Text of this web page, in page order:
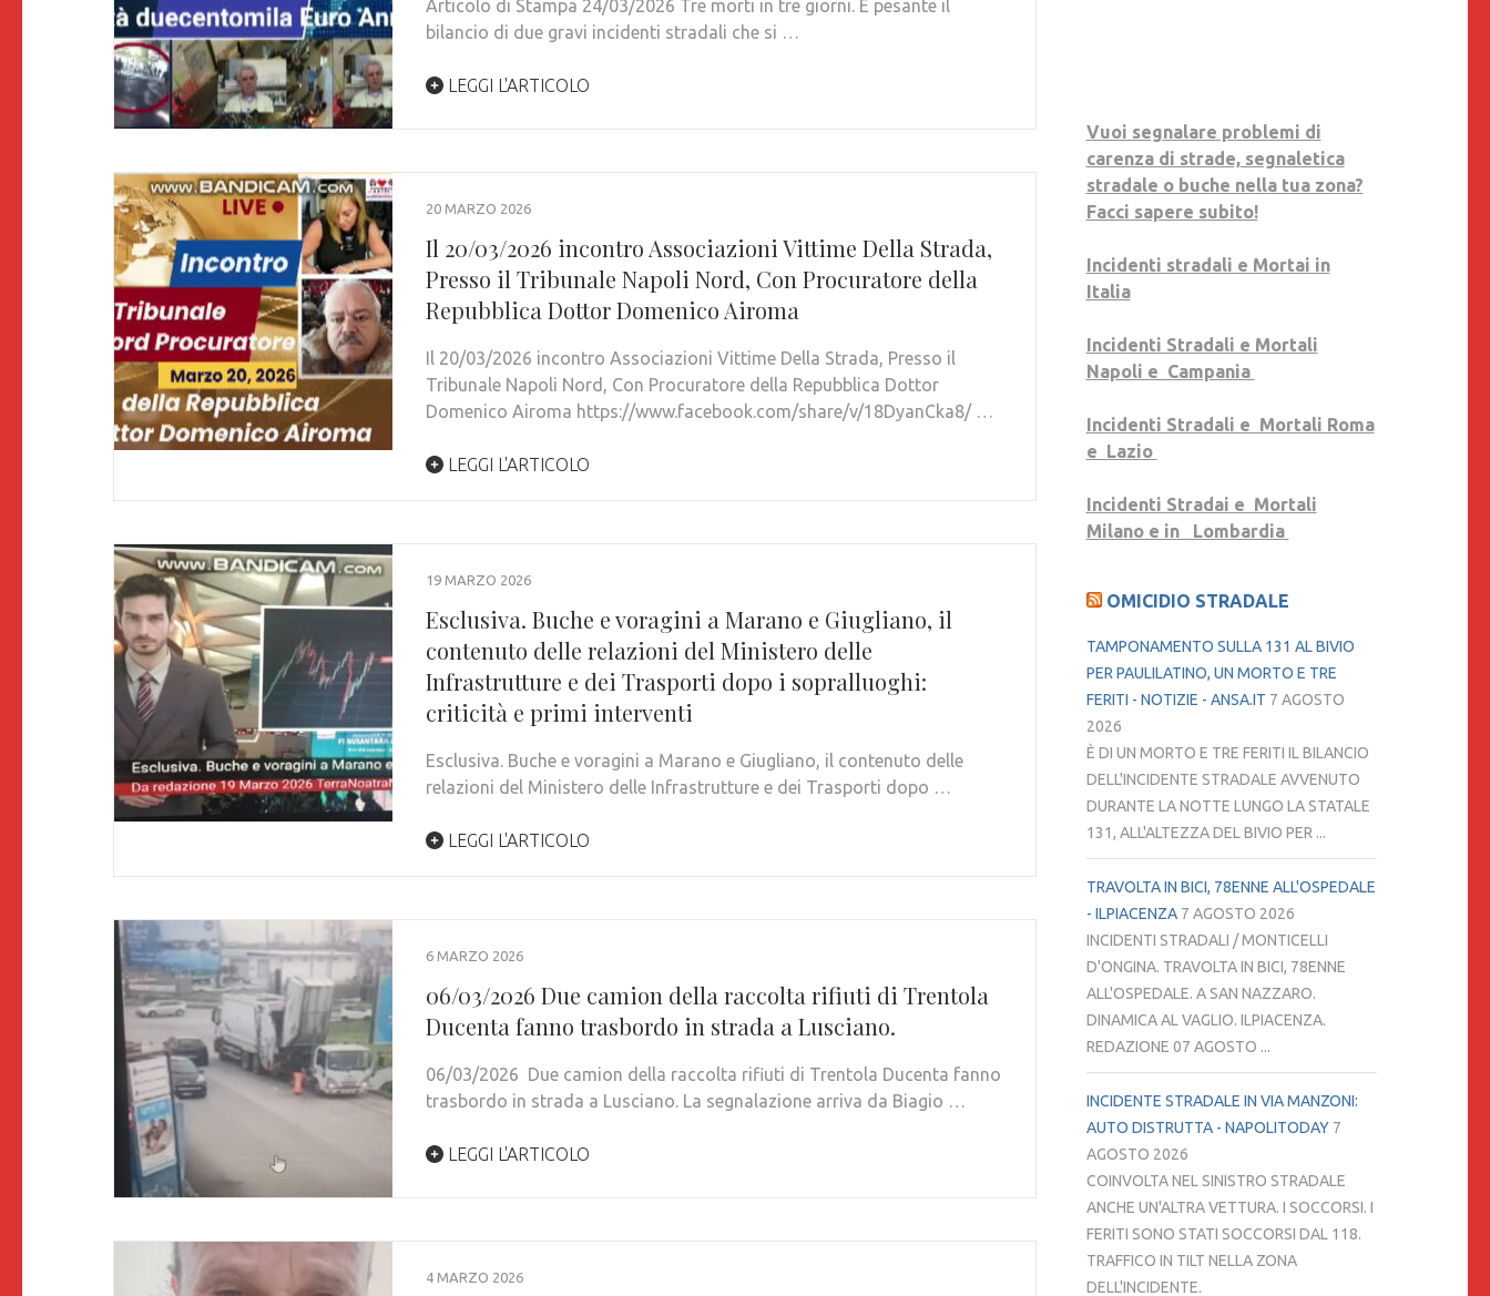
Articolo di Stampa 24/03/2026 Tre morti in tre giorni. È pesante il
bilancio di due gravi incidenti stradali che si …
LEGGI L'ARTICOLO
20 MARZO 2026
Il 20/03/2026 incontro Associazioni Vittime Della Strada,
Presso il Tribunale Napoli Nord, Con Procuratore della
Repubblica Dottor Domenico Airoma
Il 20/03/2026 incontro Associazioni Vittime Della Strada, Presso il
Tribunale Napoli Nord, Con Procuratore della Repubblica Dottor
Domenico Airoma https://www.facebook.com/share/v/18DyanCka8/ …
LEGGI L'ARTICOLO
19 MARZO 2026
Esclusiva. Buche e voragini a Marano e Giugliano, il
contenuto delle relazioni del Ministero delle
Infrastrutture e dei Trasporti dopo i sopralluoghi:
criticità e primi interventi
Esclusiva. Buche e voragini a Marano e Giugliano, il contenuto delle
relazioni del Ministero delle Infrastrutture e dei Trasporti dopo …
LEGGI L'ARTICOLO
6 MARZO 2026
06/03/2026 Due camion della raccolta rifiuti di Trentola
Ducenta fanno trasbordo in strada a Lusciano.
06/03/2026 Due camion della raccolta rifiuti di Trentola Ducenta fanno
trasbordo in strada a Lusciano. La segnalazione arriva da Biagio …
LEGGI L'ARTICOLO
4 MARZO 2026
Vuoi segnalare problemi di
carenza di strade, segnaletica
stradale o buche nella tua zona?
Facci sapere subito!
Incidenti stradali e Mortai in
Italia
Incidenti Stradali e Mortali
Napoli e Campania
Incidenti Stradali e Mortali Roma
e Lazio
Incidenti Stradai e Mortali
Milano e in Lombardia
OMICIDIO STRADALE
TAMPONAMENTO SULLA 131 AL BIVIO
PER PAULILATINO, UN MORTO E TRE
FERITI - NOTIZIE - ANSA.IT 7 AGOSTO
2026
È DI UN MORTO E TRE FERITI IL BILANCIO
DELL'INCIDENTE STRADALE AVVENUTO
DURANTE LA NOTTE LUNGO LA STATALE
131, ALL'ALTEZZA DEL BIVIO PER ...
TRAVOLTA IN BICI, 78ENNE ALL'OSPEDALE
- ILPIACENZA 7 AGOSTO 2026
INCIDENTI STRADALI / MONTICELLI
D'ONGINA. TRAVOLTA IN BICI, 78ENNE
ALL'OSPEDALE. A SAN NAZZARO.
DINAMICA AL VAGLIO. ILPIACENZA.
REDAZIONE 07 AGOSTO ...
INCIDENTE STRADALE IN VIA MANZONI:
AUTO DISTRUTTA - NAPOLITODAY 7
AGOSTO 2026
COINVOLTA NEL SINISTRO STRADALE
ANCHE UN'ALTRA VETTURA. I SOCCORSI. I
FERITI SONO STATI SOCCORSI DAL 118.
TRAFFICO IN TILT NELLA ZONA
DELL'INCIDENTE.